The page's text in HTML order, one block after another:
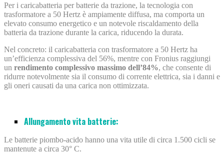
Per i caricabatteria per batterie da trazione, la tecnologia con
trasformatore a 50 Hertz è ampiamente diffusa, ma comporta un
elevato consumo energetico e un notevole riscaldamento della
batteria da trazione durante la carica, riducendo la durata.
Nel concreto: il caricabatteria con trasformatore a 50 Hertz ha
un’efficienza complessiva del 56%, mentre con Fronius raggiungi
un rendimento complessivo massimo dell’84%, che consente di
ridurre notevolmente sia il consumo di corrente elettrica, sia i danni e
gli oneri causati da una carica non ottimizzata.
Allungamento vita batterie:
Le batterie piombo-acido hanno una vita utile di circa 1.500 cicli se
mantenute a circa 30° C.